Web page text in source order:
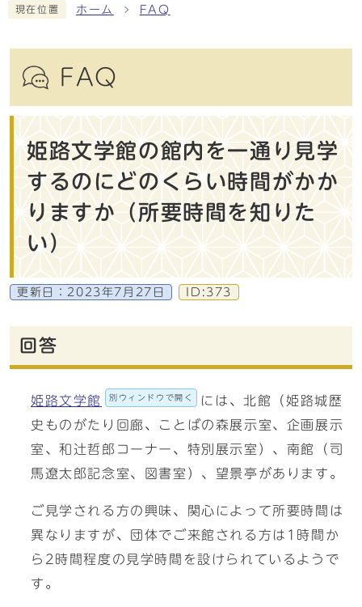
現在位置 ホーム FAQ
FAQ
姫路文学館の館内を一通り見学
するのにどのくらい時間がかか
りますか（所要時間を知りた
い）
更新日： 2023年7月27日 ID:373
回答
姫路文学館 別ウィンドウで開く
には、北館（姫路城歴
史ものがたり回廊、ことばの森展示室、企画展示
室、和辻哲郎コーナー、特別展示室）、南館（司
馬遼太郎記念室、図書室）、望景亭があります。
ご見学される方の興味、関心によって所要時間は
異なりますが、団体でご来館される方は1時間か
ら2時間程度の見学時間を設けられているようで
す。